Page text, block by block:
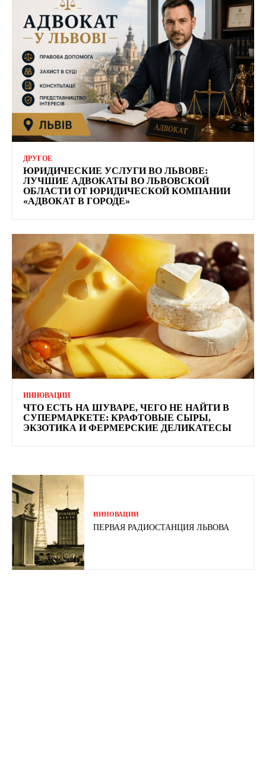
ДРУГОЕ
ЮРИДИЧЕСКИЕ УСЛУГИ ВО ЛЬВОВЕ:
ЛУЧШИЕ АДВОКАТЫ ВО ЛЬВОВСКОЙ
ОБЛАСТИ ОТ ЮРИДИЧЕСКОЙ КОМПАНИИ
«АДВОКАТ В ГОРОДЕ»
ИННОВАЦИИ
ЧТО ЕСТЬ НА ШУВАРЕ, ЧЕГО НЕ НАЙТИ В
СУПЕРМАРКЕТЕ: КРАФТОВЫЕ СЫРЫ,
ЭКЗОТИКА И ФЕРМЕРСКИЕ ДЕЛИКАТЕСЫ
ИННОВАЦИИ
ПЕРВАЯ РАДИОСТАНЦИЯ ЛЬВОВА